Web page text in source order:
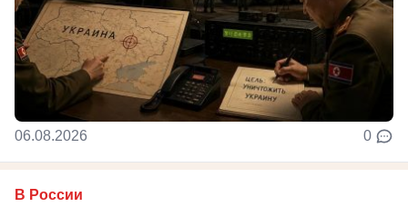
06.08.2026 0
В России